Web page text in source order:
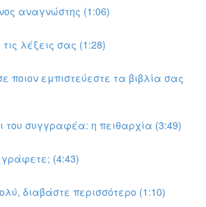
αναγνώστης (1:06)
λέξεις σας (1:28)
ποιον εμπιστεύεστε τα βιβλία σας
του συγγραφέα: η πειθαρχία (3:49)
γράφετε; (4:43)
διαβάστε περισσότερο (1:10)